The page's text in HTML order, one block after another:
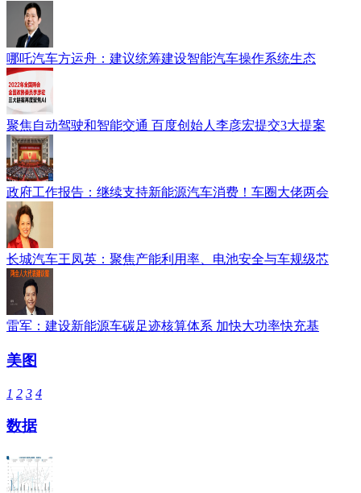
哪吒汽车方运舟：建议统筹建设智能汽车操作系统生态
聚焦自动驾驶和智能交通 百度创始人李彦宏提交3大提案
政府工作报告：继续支持新能源汽车消费！车圈大佬两会
长城汽车王凤英：聚焦产能利用率、电池安全与车规级芯
雷军：建设新能源车碳足迹核算体系 加快大功率快充基
美图
1 2 3 4
数据